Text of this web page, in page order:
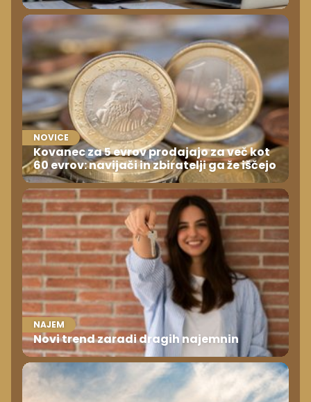
NOVICE
Kovanec za 5 evrov prodajajo za več kot
60 evrov: navijači in zbiratelji ga že iščejo
NAJEM
Novi trend zaradi dragih najemnin